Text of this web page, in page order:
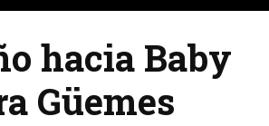
hacia Baby
Güemes